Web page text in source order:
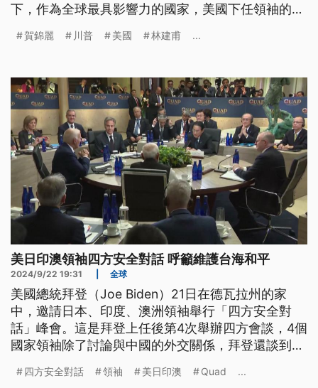
下，作為全球最具影響力的國家，美國下任領袖的選
建議有三：切勿選邊站，而是成為美國兩黨共識議
外包趨勢。
賀錦麗 川普 美國 林建甫 ...
美日印澳領袖四方安全對話 呼籲維護台海和平
2024/9/22 19:31 全球
美國總統拜登（Joe Biden）21日在德瓦拉州的家
中，邀請日本、印度、澳洲領袖舉行「四方安全對
話」峰會。這是拜登上任後第4次舉辦四方會談，4個
國家領袖除了討論與中國的外交關係，拜登還談到台
區和平造成威脅的憂心。
四方安全對話 領袖 美日印澳 Quad ...